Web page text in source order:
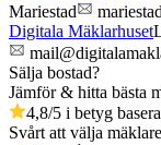
Mariestad
Digitala Mäklarhuset
Sälja bostad?
Jämför & hitta bästa
4,8/5 i betyg
Svårt att välja